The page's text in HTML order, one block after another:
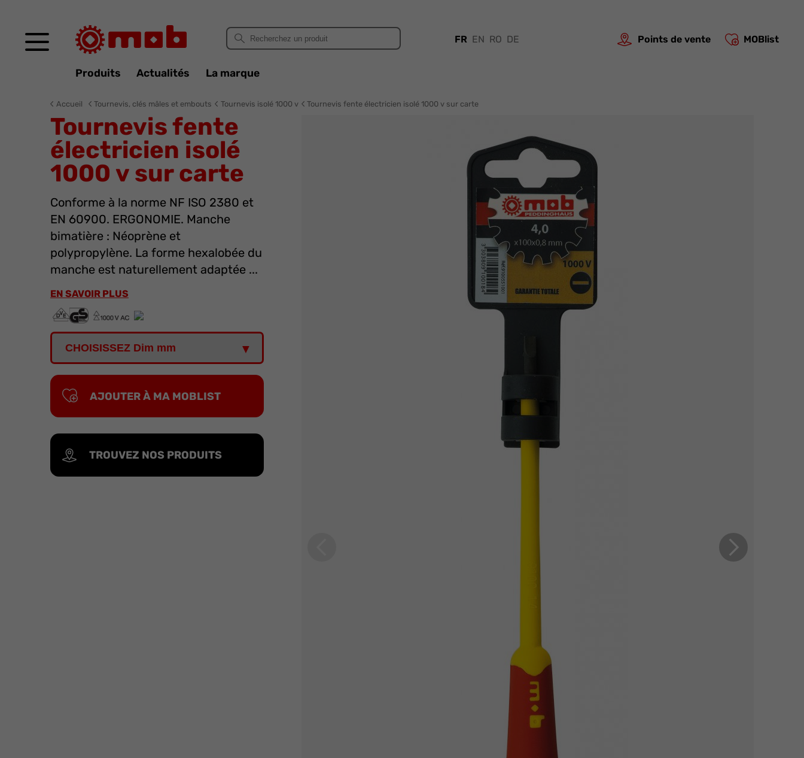
FR EN RO DE Points de vente MOBlist
Produits Actualités La marque
Accueil Tournevis, clés mâles et embouts Tournevis isolé 1000 v Tournevis fente électricien isolé 1000 v sur carte
Tournevis fente
électricien isolé
1000 v sur carte
Conforme à la norme NF ISO 2380 et
EN 60900. ERGONOMIE. Manche
bimatière : Néoprène et
polypropylène. La forme hexalobée du
manche est naturellement adaptée ...
EN SAVOIR PLUS
AJOUTER À MA MOBLIST
TROUVEZ NOS PRODUITS